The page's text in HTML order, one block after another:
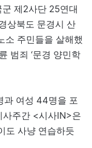
제2사단 25연대
상북도 문경시 산
소 주민들을 살해했
범죄 ‘문경 양민학
과 여성 44명을 포
사주간 <시사IN>은
도 사냥 연습하듯